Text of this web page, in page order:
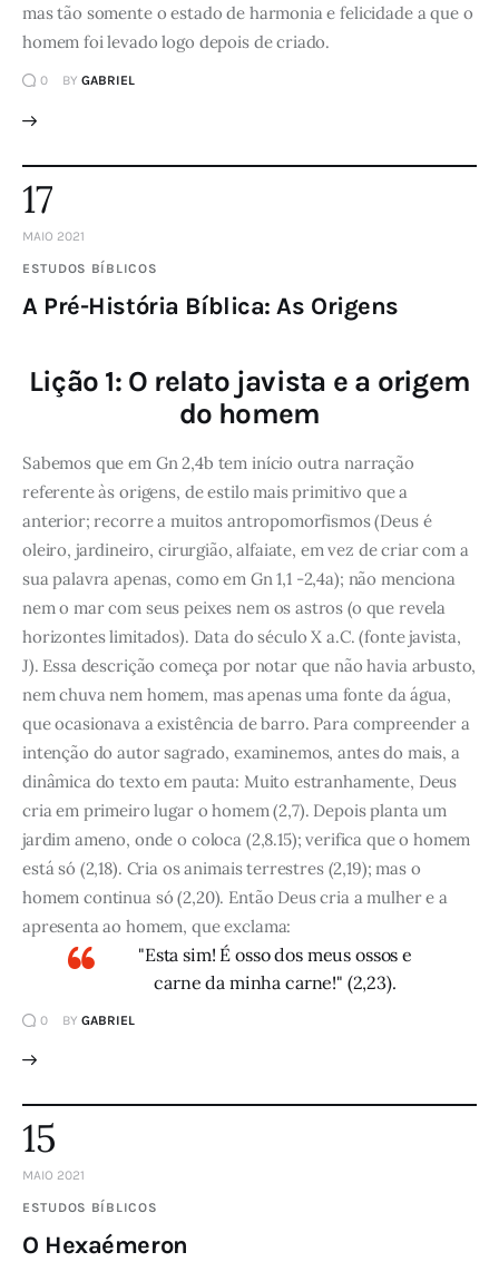
mas tão somente o estado de harmonia e felicidade a que o
homem foi levado logo depois de criado.
0 BY GABRIEL
17
MAIO 2021
ESTUDOS BÍBLICOS
A Pré-História Bíblica: As Origens
Lição 1: O relato javista e a origem
do homem
Sabemos que em Gn 2,4b tem início outra narração
referente às origens, de estilo mais primitivo que a
anterior; recorre a muitos antropomorfismos (Deus é
oleiro, jardineiro, cirurgião, alfaiate, em vez de criar com a
sua palavra apenas, como em Gn 1,1 -2,4a); não menciona
nem o mar com seus peixes nem os astros (o que revela
horizontes limitados). Data do século X a.C. (fonte javista,
J). Essa descrição começa por notar que não havia arbusto,
nem chuva nem homem, mas apenas uma fonte da água,
que ocasionava a existência de barro. Para compreender a
intenção do autor sagrado, examinemos, antes do mais, a
dinâmica do texto em pauta: Muito estranhamente, Deus
cria em primeiro lugar o homem (2,7). Depois planta um
jardim ameno, onde o coloca (2,8.15); verifica que o homem
está só (2,18). Cria os animais terrestres (2,19); mas o
homem continua só (2,20). Então Deus cria a mulher e a
apresenta ao homem, que exclama:
"Esta sim! É osso dos meus ossos e
carne da minha carne!" (2,23).
0 BY GABRIEL
15
MAIO 2021
ESTUDOS BÍBLICOS
O Hexaémeron